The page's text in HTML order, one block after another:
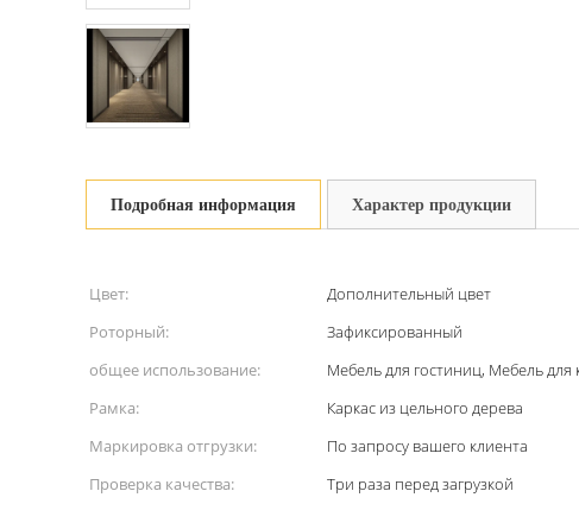
Подробная информация Характер продукции
Цвет: Дополнительный цвет
Роторный:
Зафиксированный
общее использование:
Мебель для гостиниц, Мебель для
Рамка:
Каркас из цельного дерева
Маркировка отгрузки:
По запросу вашего клиента
Проверка качества:
Три раза перед загрузкой